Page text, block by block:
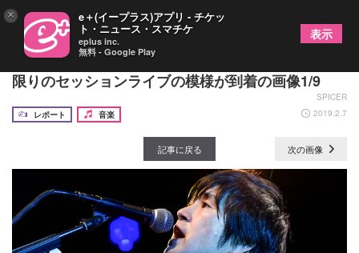
藤巻亮太 × 本間昭光率いるスペシャルバンド 一夜
限りのセッションライブの模様が到着の画像1/9
SPICER
レポート
音楽 2019.2.7
記事に戻る 次の画像
× e＋(イープラス)アプリ - チケッ
ト・ニュース・スマチケ
eplus inc.
無料 - Google Play
表示